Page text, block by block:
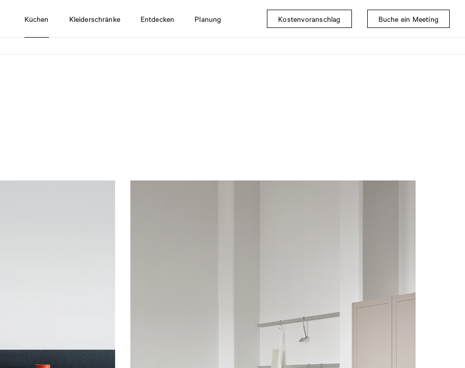
Küchen Kleiderschränke Entdecken Planung Kostenvoranschlag Buche ein Meeting